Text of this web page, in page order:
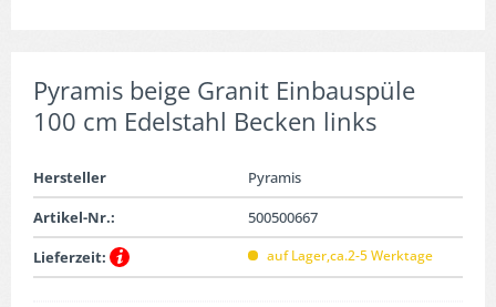
Pyramis beige Granit Einbauspüle
100 cm Edelstahl Becken links
Hersteller
Pyramis
Artikel-Nr.:
500500667
Lieferzeit:
auf Lager,ca.2-5 Werktage